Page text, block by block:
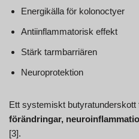
Energikälla för kolonoctyer
Antiinflammatorisk effekt
Stärk tarmbarriären
Neuroprotektion
Ett systemiskt butyratunderskott
förändringar,
[3].